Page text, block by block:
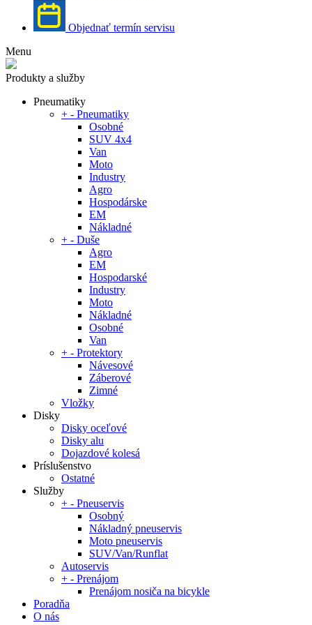
Objednať termín servisu
Menu
Produkty a služby
Pneumatiky
+ - Pneumatiky
Osobné
SUV 4x4
Van
Moto
Industry
Agro
Hospodárske
EM
Nákladné
+ - Duše
Agro
EM
Hospodarské
Industry
Moto
Nákladné
Osobné
Van
+ - Protektory
Návesové
Záberové
Zimné
Vložky
Disky
Disky oceľové
Disky alu
Dojazdové kolesá
Príslušenstvo
Ostatné
Služby
+ - Pneuservis
Osobný
Nákladný pneuservis
Moto pneuservis
SUV/Van/Runflat
Autoservis
+ - Prenájom
Prenájom nosiča na bicykle
Poradňa
O nás